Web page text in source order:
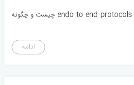
پروتکل های انتها به انتها یا endo to end protocols چیست و چگونه
ادامه